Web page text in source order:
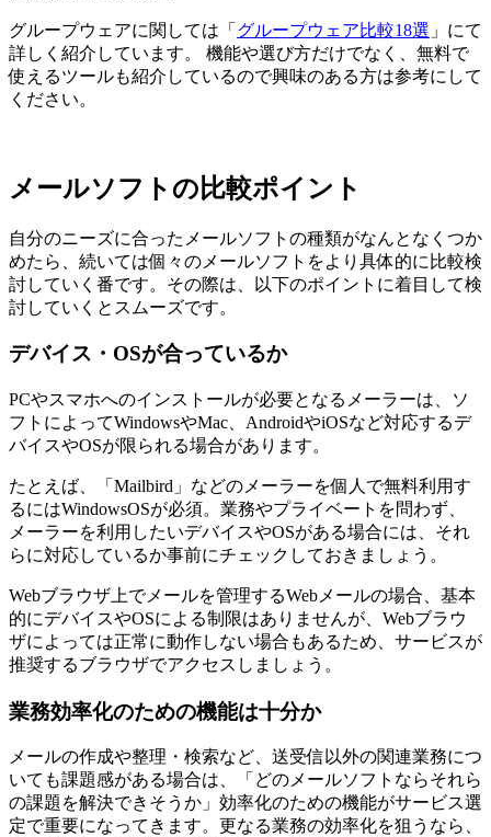
グループウェアに関しては「 グループウェア比較18選 」にて
詳しく紹介しています。 機能や選び方だけでなく、無料で
使えるツールも紹介しているので興味のある方は参考にして
ください。
メールソフトの比較ポイント
自分のニーズに合ったメールソフトの種類がなんとなくつか
めたら、続いては個々のメールソフトをより具体的に比較検
討していく番です。その際は、以下のポイントに着目して検
討していくとスムーズです。
デバイス・OSが合っているか
PCやスマホへのインストールが必要となるメーラーは、ソ
フトによってWindowsやMac、AndroidやiOSなど対応するデ
バイスやOSが限られる場合があります。
たとえば、「Mailbird」などのメーラーを個人で無料利用す
るにはWindowsOSが必須。業務やプライベートを問わず、
メーラーを利用したいデバイスやOSがある場合には、それ
らに対応しているか事前にチェックしておきましょう。
Webブラウザ上でメールを管理するWebメールの場合、基本
的にデバイスやOSによる制限はありませんが、Webブラウ
ザによっては正常に動作しない場合もあるため、サービスが
推奨するブラウザでアクセスしましょう。
業務効率化のための機能は十分か
メールの作成や整理・検索など、送受信以外の関連業務につ
いても課題感がある場合は、「どのメールソフトならそれら
の課題を解決できそうか」効率化のための機能がサービス選
定で重要になってきます。更なる業務の効率化を狙うなら、